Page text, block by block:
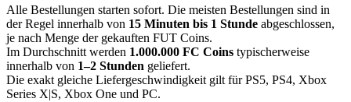
Alle Bestellungen starten sofort. Die meisten Bestellungen sind in
der Regel innerhalb von 15 Minuten bis 1 Stunde abgeschlossen,
je nach Menge der gekauften FUT Coins.
Im Durchschnitt werden 1.000.000 FC Coins typischerweise
innerhalb von 1–2 Stunden geliefert.
Die exakt gleiche Liefergeschwindigkeit gilt für PS5, PS4, Xbox
Series X|S, Xbox One und PC.